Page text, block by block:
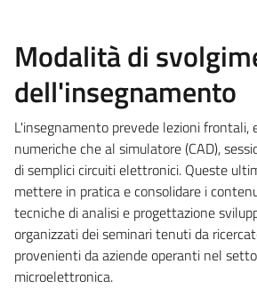
Modalità di
dell'insegnamento
L'insegnamento prevede lezioni frontali,
numeriche che al simulatore (CAD),
di semplici circuiti elettronici. Queste
mettere in pratica e consolidare i
tecniche di analisi e progettazione
organizzati dei seminari tenuti da
provenienti da aziende operanti nel
microelettronica.